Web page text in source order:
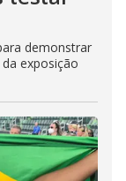
demonstrar
exposição